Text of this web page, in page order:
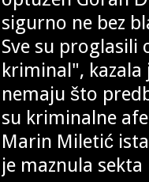
sigurno ne bez
Sve su
kriminal", kazala
nemaju što
su kriminalne
Marin Miletić
je maznula